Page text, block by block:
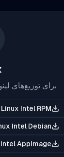
برای توزیع‌های
Linux Intel RPM
Intel Debian
AppImage